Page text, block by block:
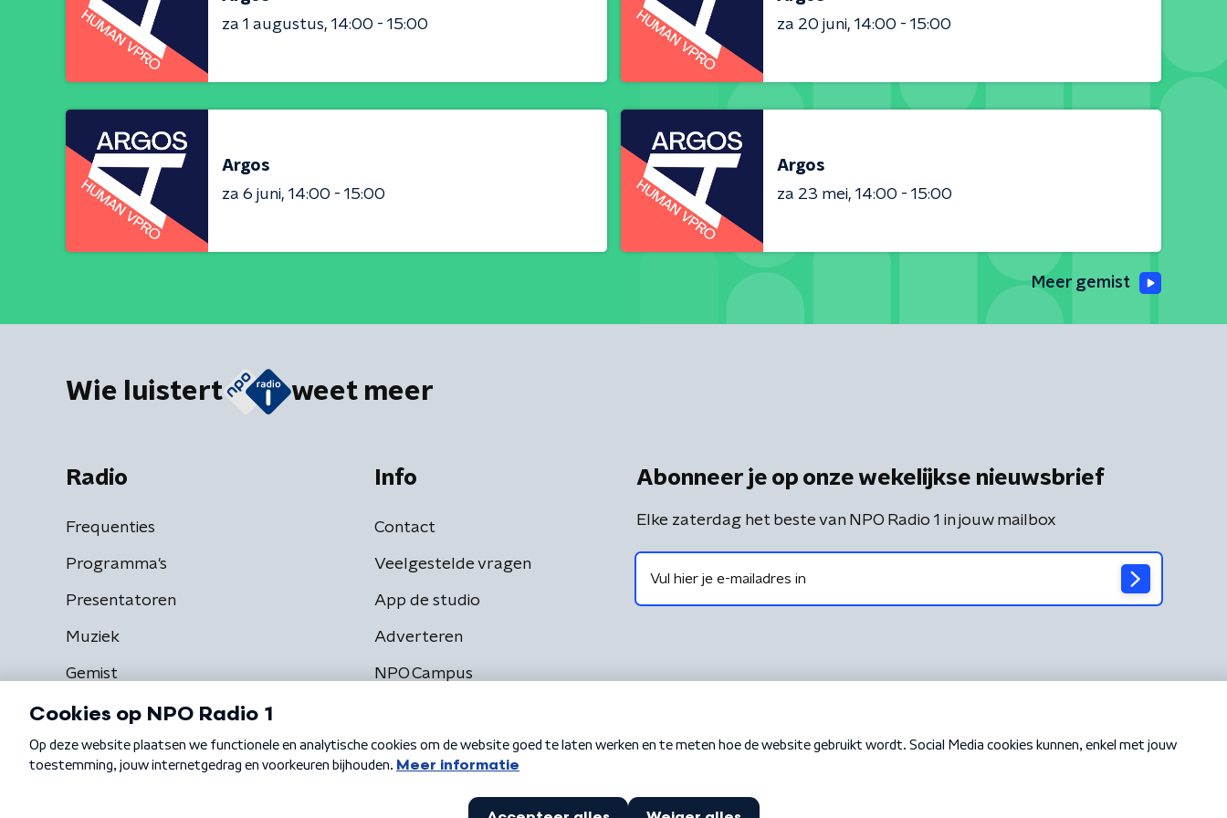
za 1 augustus 14:00 - 15:00
za 20 juni 14:00 - 15:00
Argos
za 6 juni 14:00 - 15:00
Argos
za 23 mei 14:00 - 15:00
Meer gemist
Wie luistert weet meer
Radio
Frequenties
Programma's
Presentatoren
Muziek
Gemist
Info
Contact
Veelgestelde vragen
App de studio
Adverteren
NPO Campus
Abonneer je op onze wekelijkse nieuwsbrief
Elke zaterdag het beste van NPO Radio 1 in jouw mailbox
Algemene voorwaarden Privacybeleid